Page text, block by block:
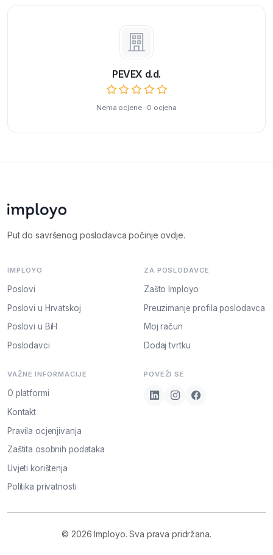
PEVEX d.d.
Nema ocjene · 0 ocjena
Put do savršenog poslodavca počinje ovdje.
IMPLOYO
Poslovi
Poslovi u Hrvatskoj
Poslovi u BiH
Poslodavci
ZA POSLODAVCE
Zašto Imployo
Preuzimanje profila poslodavca
Moj račun
Dodaj tvrtku
VAŽNE INFORMACIJE
O platformi
Kontakt
Pravila ocjenjivanja
Zaštita osobnih podataka
Uvjeti korištenja
Politika privatnosti
POVEŽI SE
© 2026 Imployo. Sva prava pridržana.